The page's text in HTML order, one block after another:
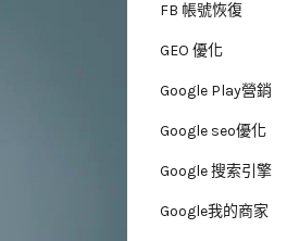
FB 帳號恢復
GEO 優化
Google Play營銷
Google seo優化
Google 搜索引擎
Google我的商家